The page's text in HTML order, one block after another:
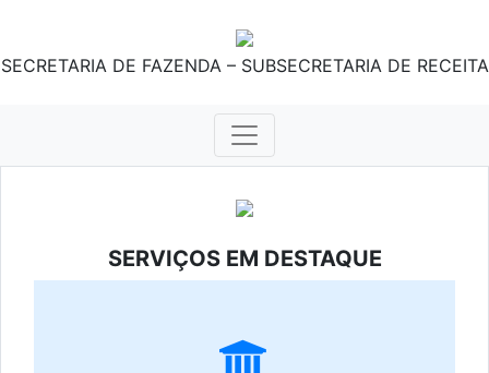
SECRETARIA DE FAZENDA – SUBSECRETARIA DE RECEITA
SERVIÇOS EM DESTAQUE